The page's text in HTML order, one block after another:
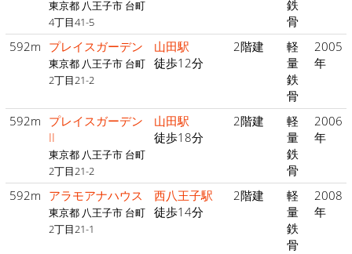
東京都 八王子市 台町
4丁目41-5
鉄
骨
592m プレイスガーデン
東京都 八王子市 台町
2丁目21-2
山田駅
徒歩12分
2階建
軽
量
鉄
骨
2005
年
592m プレイスガーデン
II
東京都 八王子市 台町
2丁目21-2
山田駅
徒歩18分
2階建
軽
量
鉄
骨
2006
年
592m アラモアナハウス
東京都 八王子市 台町
2丁目21-1
西八王子駅
徒歩14分
2階建
軽
量
鉄
骨
2008
年